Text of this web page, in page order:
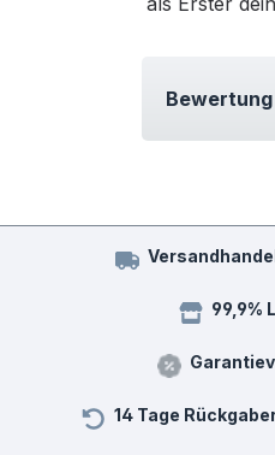
99,9%
14 Tage